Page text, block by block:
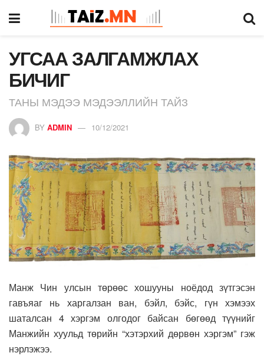
УГСАА ЗАЛГАМЖЛАХ
БИЧИГ
ТАНЫ МЭДЭЭ МЭДЭЭЛЛИЙН ТАЙЗ
BY ADMIN 10/12/2021
Манж Чин улсын төрөөс хошууны ноёдод зүтгэсэн
гавъяаг нь харгалзан ван, бэйл, бэйс, гүн хэмээх
шаталсан 4 хэргэм олгодог байсан бөгөөд түүнийг
Манжийн хуульд төрийн “хэтэрхий дөрвөн хэргэм” гэж
нэрлэжээ.